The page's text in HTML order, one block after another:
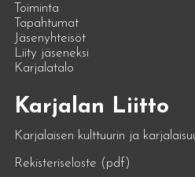
Toiminta
Tapahtumat
Jäsenyhteisöt
Liity jäseneksi
Karjalatalo
Karjalan Liitto
Karjalaisen kulttuurin ja
Rekisteriseloste (pdf)